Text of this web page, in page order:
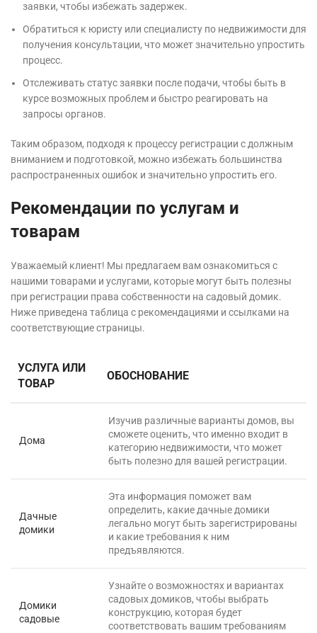
заявки, чтобы избежать задержек.
Обратиться к юристу или специалисту по недвижимости для
получения консультации, что может значительно упростить
процесс.
Отслеживать статус заявки после подачи, чтобы быть в
курсе возможных проблем и быстро реагировать на
запросы органов.
Таким образом, подходя к процессу регистрации с должным
вниманием и подготовкой, можно избежать большинства
распространенных ошибок и значительно упростить его.
Рекомендации по услугам и
товарам
Уважаемый клиент! Мы предлагаем вам ознакомиться с
нашими товарами и услугами, которые могут быть полезны
при регистрации права собственности на садовый домик.
Ниже приведена таблица с рекомендациями и ссылками на
соответствующие страницы.
УСЛУГА ИЛИ
ТОВАР
ОБОСНОВАНИЕ
Дома
Изучив различные варианты домов, вы
сможете оценить, что именно входит в
категорию недвижимости, что может
быть полезно для вашей регистрации.
Дачные
домики
Эта информация поможет вам
определить, какие дачные домики
легально могут быть зарегистрированы
и какие требования к ним
предъявляются.
Домики
садовые
Узнайте о возможностях и вариантах
садовых домиков, чтобы выбрать
конструкцию, которая будет
соответствовать вашим требованиям